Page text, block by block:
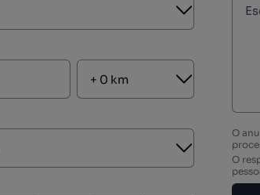
Aberto
Aberto
Aberto
O
O